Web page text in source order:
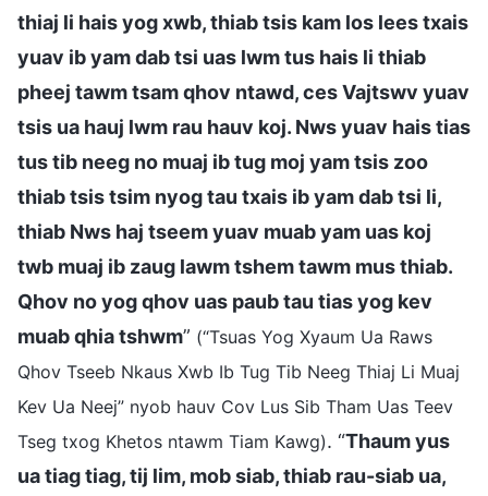
thiaj li hais yog xwb, thiab tsis kam los lees txais
yuav ib yam dab tsi uas lwm tus hais li thiab
pheej tawm tsam qhov ntawd, ces Vajtswv yuav
tsis ua hauj lwm rau hauv koj. Nws yuav hais tias
tus tib neeg no muaj ib tug moj yam tsis zoo
thiab tsis tsim nyog tau txais ib yam dab tsi li,
thiab Nws haj tseem yuav muab yam uas koj
twb muaj ib zaug lawm tshem tawm mus thiab.
Qhov no yog qhov uas paub tau tias yog kev
muab qhia tshwm” (“Tsuas Yog Xyaum Ua Raws
Qhov Tseeb Nkaus Xwb Ib Tug Tib Neeg Thiaj Li Muaj
Kev Ua Neej” nyob hauv Cov Lus Sib Tham Uas Teev
Tseg txog Khetos ntawm Tiam Kawg). “Thaum yus
ua tiag tiag, tij lim, mob siab, thiab rau-siab ua,